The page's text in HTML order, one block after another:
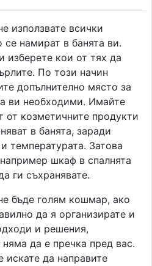
използвате всички
намират в банята ви.
изберете кои от тях да
По този начин
допълнително място за
ви необходими. Имайте
от козметичните продукти
в банята, заради
температурата. Затова
шкаф в спалнята
ги съхранявате.
бъде голям кошмар, ако
да я организирате и
и решения,
да е пречка пред вас.
да направите